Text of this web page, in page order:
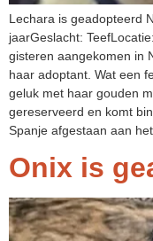
Lechara is geadopteerd
jaarGeslacht:
gisteren aangekomen in
haar adoptant. Wat een
geluk met haar gouden
gereserveerd en komt
Spanje afgestaan aan
Onix is